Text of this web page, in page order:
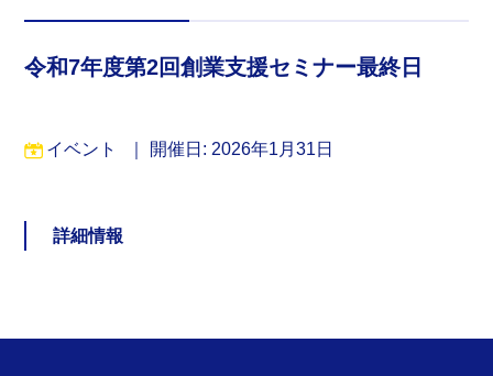
令和7年度第2回創業支援セミナー最終日
イベント 開催日: 2026年1月31日
詳細情報